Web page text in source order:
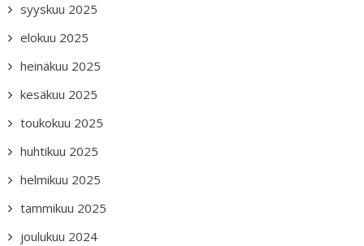
syyskuu 2025
elokuu 2025
heinäkuu 2025
kesäkuu 2025
toukokuu 2025
huhtikuu 2025
helmikuu 2025
tammikuu 2025
joulukuu 2024